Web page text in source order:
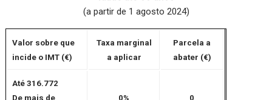
(a partir de 1 agosto 2024)
Valor sobre que
incide o IMT (€)
Taxa marginal
a aplicar
Parcela a
abater (€)
Até 316.772
De mais de
0%
0